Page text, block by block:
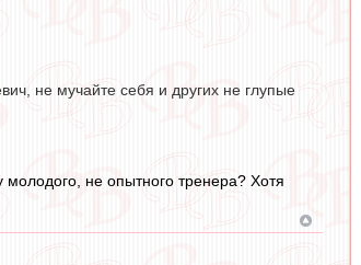
не мучайте себя и других не глупые
молодого, не опытного тренера? Хотя